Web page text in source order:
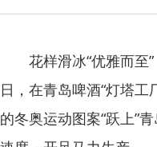
花样滑冰“优雅而至”
日，在青岛啤酒“灯塔
的冬奥运动图案“跃上”